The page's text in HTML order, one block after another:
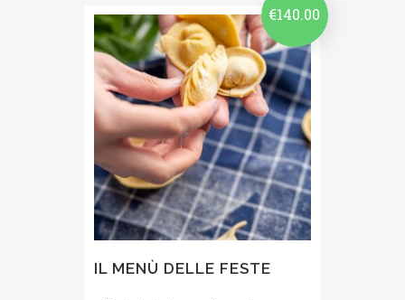
€140.00
IL MENÙ DELLE FESTE